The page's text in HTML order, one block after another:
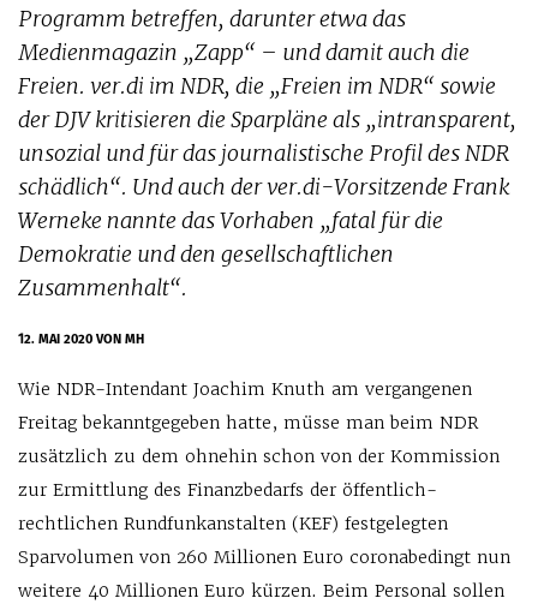
Programm betreffen, darunter etwa das
Medienmagazin „Zapp“ – und damit auch die
Freien. ver.di im NDR, die „Freien im NDR“ sowie
der DJV kritisieren die Sparpläne als „intransparent,
unsozial und für das journalistische Profil des NDR
schädlich“. Und auch der ver.di-Vorsitzende Frank
Werneke nannte das Vorhaben „fatal für die
Demokratie und den gesellschaftlichen
Zusammenhalt“.
12. MAI 2020VON MH
Wie NDR-Intendant Joachim Knuth am vergangenen
Freitag bekanntgegeben hatte, müsse man beim NDR
zusätzlich zu dem ohnehin schon von der Kommission
zur Ermittlung des Finanzbedarfs der öffentlich-
rechtlichen Rundfunkanstalten (KEF) festgelegten
Sparvolumen von 260 Millionen Euro coronabedingt nun
weitere 40 Millionen Euro kürzen. Beim Personal sollen